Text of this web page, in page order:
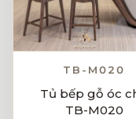
TB-M020
Tủ bếp gỗ óc
TB-M020